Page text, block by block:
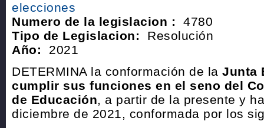
elecciones
Numero de la legislacion :
4780
Tipo de Legislacion:
Resolución
Año:
2021
DETERMINA la conformación de la Junta
cumplir sus funciones en el seno del
de Educación, a partir de la presente y
diciembre de 2021, conformada por los